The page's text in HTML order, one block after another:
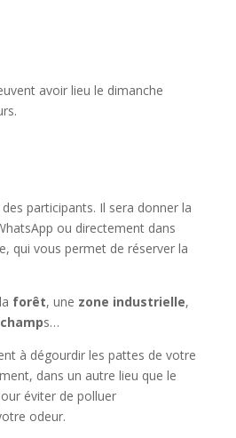
avoir lieu le dimanche
participants. Il sera donner la
ou directement dans
qui vous permet de réserver la
forêt, une zone industrielle,
champs…
à dégourdir les pattes de votre
dans un autre lieu que le
éviter de polluer
odeur.